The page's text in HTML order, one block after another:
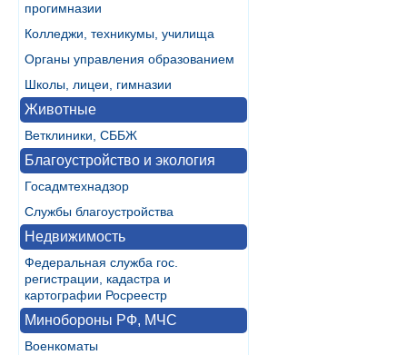
прогимназии
Колледжи, техникумы, училища
Органы управления образованием
Школы, лицеи, гимназии
Животные
Ветклиники, СББЖ
Благоустройство и экология
Госадмтехнадзор
Службы благоустройства
Недвижимость
Федеральная служба гос.
регистрации, кадастра и
картографии Росреестр
Минобороны РФ, МЧС
Военкоматы